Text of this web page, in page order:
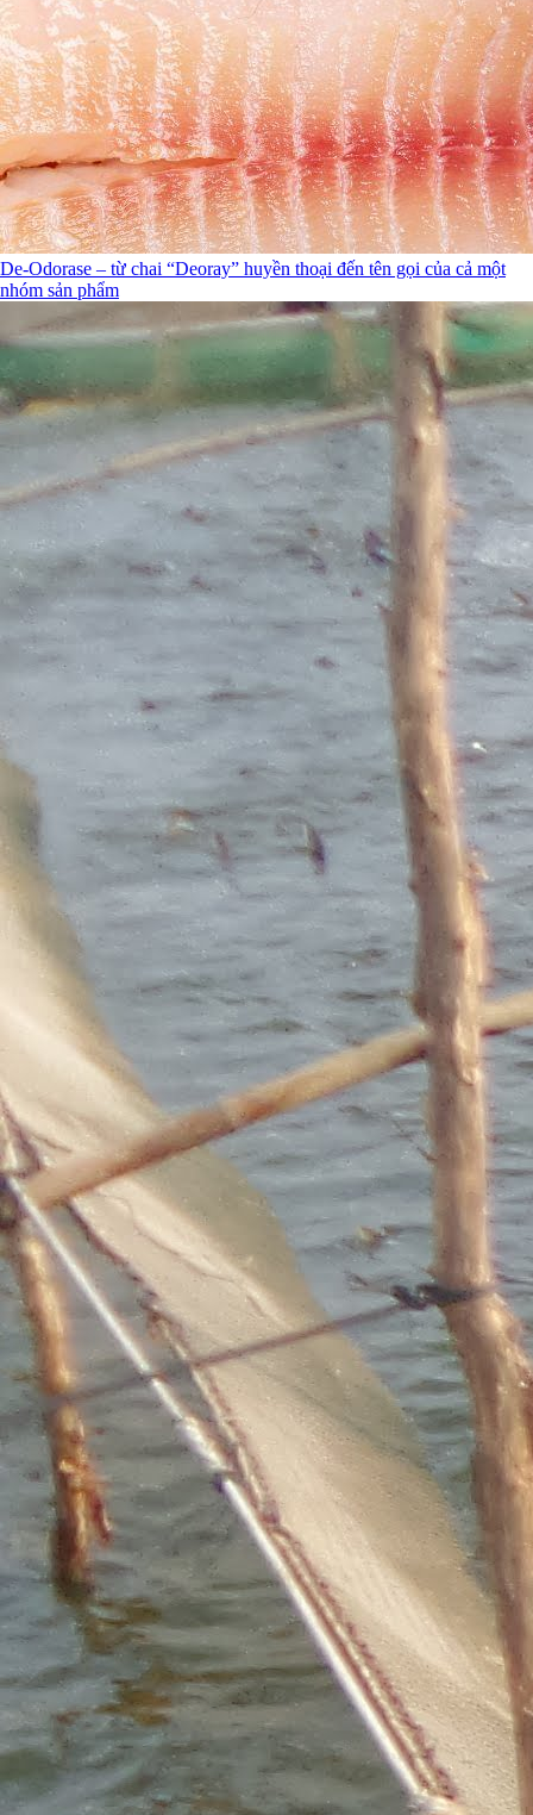
De-Odorase – từ chai “Deoray” huyền thoại đến tên gọi của cả một
nhóm sản phẩm